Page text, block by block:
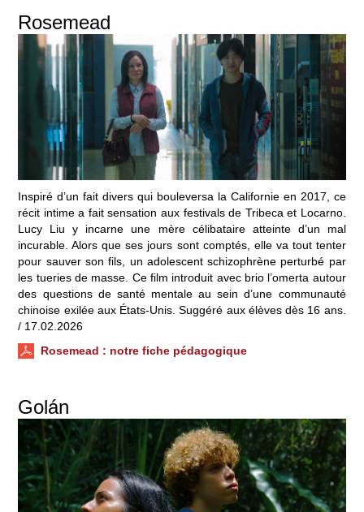
Rosemead
Inspiré d’un fait divers qui bouleversa la Californie en 2017, ce
récit intime a fait sensation aux festivals de Tribeca et Locarno.
Lucy Liu y incarne une mère célibataire atteinte d’un mal
incurable. Alors que ses jours sont comptés, elle va tout tenter
pour sauver son fils, un adolescent schizophrène perturbé par
les tueries de masse. Ce film introduit avec brio l’omerta autour
des questions de santé mentale au sein d’une communauté
chinoise exilée aux États-Unis. Suggéré aux élèves dès 16 ans.
/ 17.02.2026
Rosemead : notre fiche pédagogique
Golán